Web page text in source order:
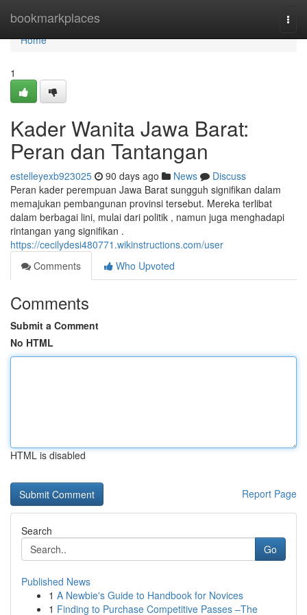
bookmarkplaces
Home
Home
1
Kader Wanita Jawa Barat:
Peran dan Tantangan
estelleyexb923025 90 days ago News
Discuss
Peran kader perempuan Jawa Barat sungguh signifikan dalam
memajukan pembangunan provinsi tersebut. Mereka terlibat
dalam berbagai lini, mulai dari politik , namun juga menghadapi
rintangan yang signifikan .
https://cecilydesi480771.wikinstructions.com/user
Comments
Who Upvoted
Comments
Submit a Comment
No HTML
HTML is disabled
Report Page
Search
Go
Published News
1 A Newbie's Guide to Handbook for Novices
1 Finding to Purchase Competitive Passes –The